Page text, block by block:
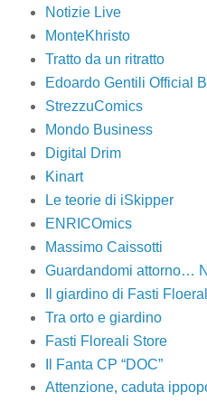
Notizie Live
MonteKhristo
Tratto da un ritratto
Edoardo Gentili Official
StrezzuComics
Mondo Business
Digital Drim
Kinart
Le teorie di iSkipper
ENRICOmics
Massimo Caissotti
Guardandomi attorno…
Il giardino di Fasti
Tra orto e giardino
Fasti Floreali Store
Il Fanta CP “DOC”
Attenzione, caduta